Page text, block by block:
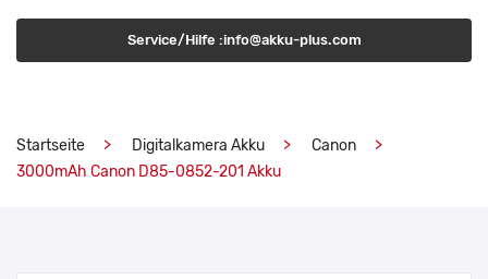
Service/Hilfe :info@akku-plus.com
Startseite Digitalkamera Akku
Canon
3000mAh Canon D85-0852-201 Akku